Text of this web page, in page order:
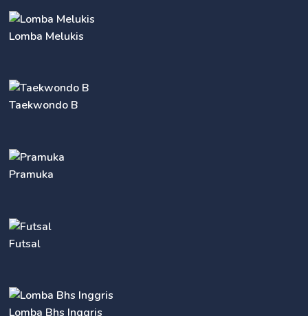
Lomba Melukis
Taekwondo B
Pramuka
Futsal
Lomba Bhs Inggris